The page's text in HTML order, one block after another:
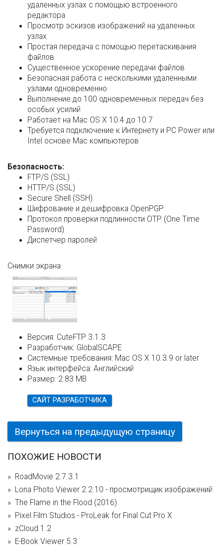
удаленных узлах с помощью встроенного
редактора
Просмотр эскизов изображений на удаленных
узлах
Простая передача с помощью перетаскивания
файлов
Существенное ускорение передачи файлов
Безопасная работа с несколькими удаленными
узлами одновременно
Выполнение до 100 одновременных передач без
особых усилий
Работает на Mac OS X 10.4 до 10.7
Требуется подключение к Интернету и PC Power или
Intel основе Mac компьютеров
Безопасность:
FTP/S (SSL)
HTTP/S (SSL)
Secure Shell (SSH)
Шифрование и дешифровка OpenPGP
Протокол проверки подлинности OTP (One Time
Password)
Диспетчер паролей
Снимки экрана
Версия: CuteFTP 3.1.3
Разработчик: GlobalSCAPE
Системные требования: Mac OS X 10.3.9 or later
Язык интерфейса: Английский
Размер: 2.83 MB
САЙТ РАЗРАБОТЧИКА
Вернуться на предыдущую страницу
ПОХОЖИЕ НОВОСТИ
RoadMovie 2.7.3.1
Lona Photo Viewer 2.2.10 - просмотрищик изображений
The Flame in the Flood (2016)
Pixel Film Studios - ProLeak for Final Cut Pro X
zCloud 1.2
E-Book Viewer 5.3